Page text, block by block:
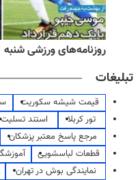
روزنامه‌های ورزشی شنبه ۱۷ مرداد ۱۴۰۵
تبلیغات
قیمت شیشه سکوریت
تور کربلا
استند تسلیت
مرجع پاسخ معتبر پزشکان
قطعات لباسشویی
نمایندگی بوش در تهران